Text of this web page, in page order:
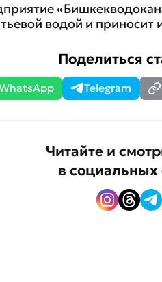
водой и
Поделиться
Telegram
Читайте и
в социальных